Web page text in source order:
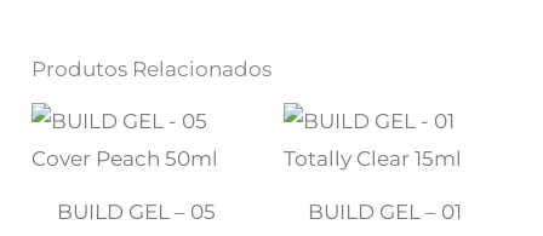
Produtos Relacionados
BUILD GEL – 05
BUILD GEL – 01